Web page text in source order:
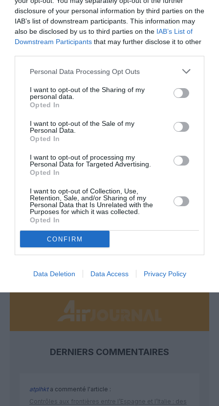
disclosure of your personal information by third parties on the
IAB’s list of downstream participants. This information may
also be disclosed by us to third parties on the IAB’s List of
Downstream Participants that may further disclose it to other
Personal Data Processing Opt Outs
I want to opt-out of the Sharing of my
personal data.
Opted In
I want to opt-out of the Sale of my
Personal Data.
Opted In
I want to opt-out of processing my
Personal Data for Targeted Advertising.
Opted In
I want to opt-out of Collection, Use,
Retention, Sale, and/or Sharing of my
Personal Data that Is Unrelated with the
Purposes for which it was collected.
Opted In
CONFIRM
Data Deletion Data Access Privacy Policy
des futurs 789 d’Air Tahiti Nui qui sera le 3ème opérateur
Appel aux lecteurs !
Soutenez Air Journal participez
développement !
NOUS SOUTENIR
DERNIERS COMMENTAIRES
atplhkta commenté l'article :
Contrôles aux frontières entre l’Espagne et l’Italie : des